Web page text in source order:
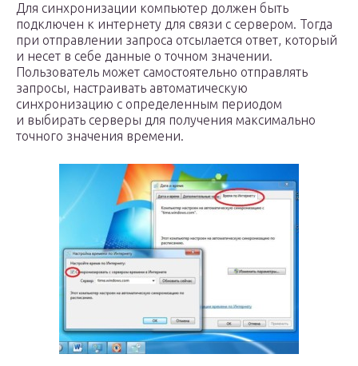
Для синхронизации компьютер должен быть
подключен к интернету для связи с сервером. Тогда
при отправлении запроса отсылается ответ, который
и несет в себе данные о точном значении.
Пользователь может самостоятельно отправлять
запросы, настраивать автоматическую
синхронизацию с определенным периодом
и выбирать серверы для получения максимально
точного значения времени.